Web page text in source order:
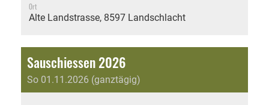
Ort
Alte Landstrasse, 8597 Landschlacht
Sauschiessen 2026
So 01.11.2026 (ganztägig)